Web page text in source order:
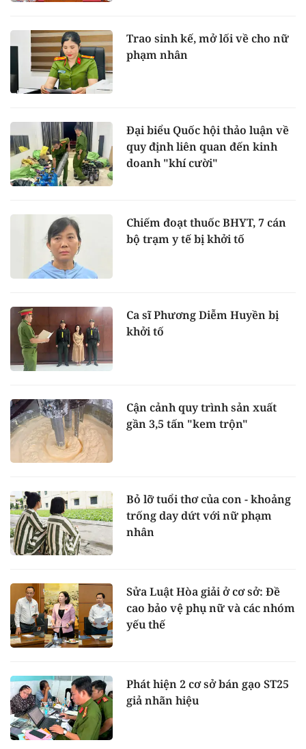
Trao sinh kế, mở lối về cho nữ
phạm nhân
Đại biểu Quốc hội thảo luận về
quy định liên quan đến kinh
doanh "khí cười"
Chiếm đoạt thuốc BHYT, 7 cán
bộ trạm y tế bị khởi tố
Ca sĩ Phương Diễm Huyền bị
khởi tố
Cận cảnh quy trình sản xuất
gần 3,5 tấn "kem trộn"
Bỏ lỡ tuổi thơ của con - khoảng
trống day dứt với nữ phạm
nhân
Sửa Luật Hòa giải ở cơ sở: Đề
cao bảo vệ phụ nữ và các nhóm
yếu thế
Phát hiện 2 cơ sở bán gạo ST25
giả nhãn hiệu